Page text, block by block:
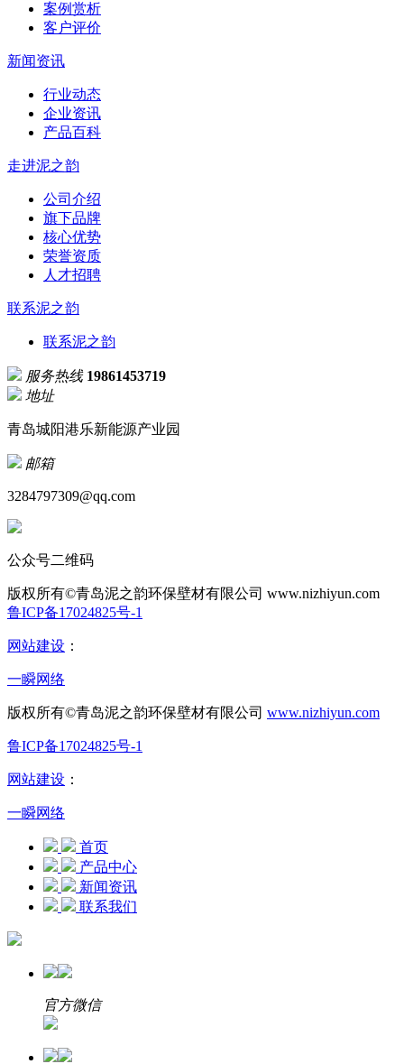
案例赏析
客户评价
新闻资讯
行业动态
企业资讯
产品百科
走进泥之韵
公司介绍
旗下品牌
核心优势
荣誉资质
人才招聘
联系泥之韵
联系泥之韵
服务热线 19861453719
地址
青岛城阳港乐新能源产业园
邮箱
3284797309@qq.com
公众号二维码
版权所有©青岛泥之韵环保壁材有限公司 www.nizhiyun.com
鲁ICP备17024825号-1
网站建设 ：
一瞬网络
版权所有©青岛泥之韵环保壁材有限公司 www.nizhiyun.com
鲁ICP备17024825号-1
网站建设 ：
一瞬网络
首页
产品中心
新闻资讯
联系我们
官方微信